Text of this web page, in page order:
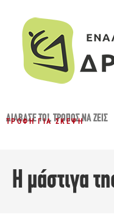
ΔΙΆΒΑΣΈ ΤΟ!,ΤΡΌΠΟΣ ΝΑ ΖΕΙΣ
ΤΡΟΦΉ ΓΙΑ ΣΚΈΨΗ
Η μάστιγα